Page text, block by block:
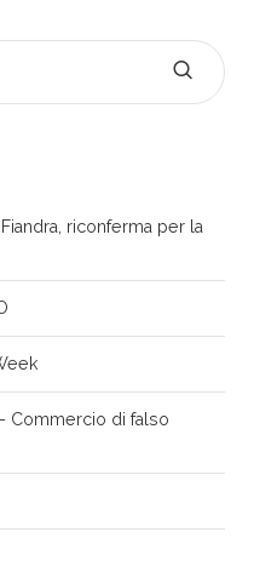
riconferma per la
Commercio di falso